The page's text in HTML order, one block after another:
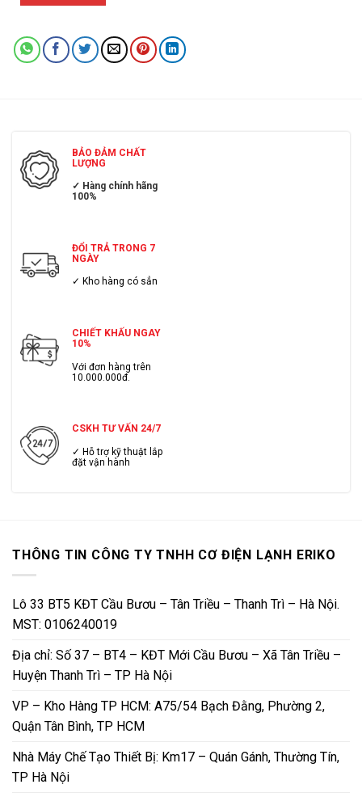
BẢO ĐẢM CHẤT
LƯỢNG
✓ Hàng chính hãng
100%
ĐỔI TRẢ TRONG 7
NGÀY
✓ Kho hàng có sẳn
CHIẾT KHẤU NGAY
10%
Với đơn hàng trên
10.000.000đ.
CSKH TƯ VẤN 24/7
✓ Hỗ trợ kỹ thuật lắp
đặt vận hành
THÔNG TIN CÔNG TY TNHH CƠ ĐIỆN LẠNH ERIKO
Lô 33 BT5 KĐT Cầu Bươu – Tân Triều – Thanh Trì – Hà Nội.
MST: 0106240019
Địa chỉ: Số 37 – BT4 – KĐT Mới Cầu Bươu – Xã Tân Triều –
Huyện Thanh Trì – TP Hà Nội
VP – Kho Hàng TP HCM: A75/54 Bạch Đằng, Phường 2,
Quận Tân Bình, TP HCM
Nhà Máy Chế Tạo Thiết Bị: Km17 – Quán Gánh, Thường Tín,
TP Hà Nội